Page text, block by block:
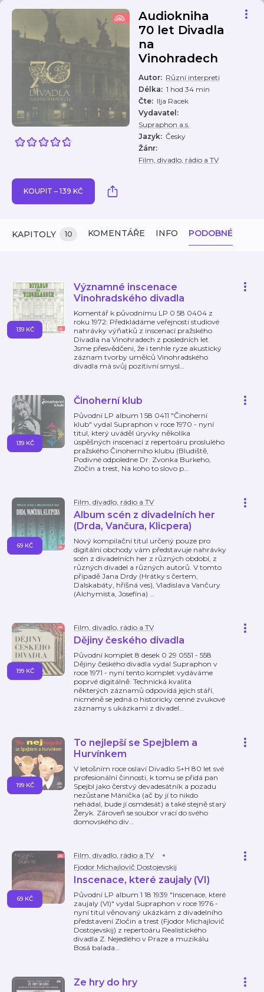
Audiokniha
70 let Divadla
na
Vinohradech
Autor: Různí interpreti
Délka: 1 hod 34 min
Čte: Ilja Racek
Vydavatel :
Supraphon a.s.
Jazyk: Česky
Žánr:
Film, divadlo, rádio a TV
KOUPIT – 139 KČ
KAPITOLY 10 KOMENTÁŘE INFO PODOBNÉ
Významné inscenace
Vinohradského divadla
Komentář k původnímu LP 0 58 0404 z
roku 1972: Předkládáme veřejnosti studiové
nahrávky výňatků z inscenací pražského
Divadla na Vinohradech z posledních let.
Jsme přesvědčeni, že i tenhle ryze akustický
záznam tvorby umělců Vinohradského
divadla má svůj pozitivní smysl…
139 KČ
Činoherní klub
Původní LP album 1 58 0411 "Činoherní
klub" vydal Supraphon v roce 1970 - nyní
titul, který uváděl úryvky několika
úspěšných inscenací z repertoáru proslulého
pražského Činoherního klubu (Bludiště,
Podivné odpoledne Dr. Zvonka Burkeho,
Zločin a trest, Na koho to slovo p…
139 KČ
Film, divadlo, rádio a TV
Album scén z divadelních her
(Drda, Vančura, Klicpera)
Nový kompilační titul určený pouze pro
digitální obchody vám představuje nahrávky
scén z divadelních her z různých období, z
různých divadel a různých autorů. V tomto
případě Jana Drdy (Hrátky s čertem,
Dalskabáty, hříšná ves), Vladislava Vančury
(Alchymista, Josefína) …
69 KČ
Film, divadlo, rádio a TV
Dějiny českého divadla
Původní komplet 8 desek 0 29 0551 - 558
Dějiny českého divadla vydal Supraphon v
roce 1971 - nyní tento komplet vydáváme
poprvé digitálně. Technická kvalita
některých záznamů odpovídá jejich stáří,
nicméně se jedná o historicky cenné zvukové
záznamy s ukázkami z divadel…
199 KČ
To nejlepší se Spejblem a
Hurvínkem
V letošním roce oslaví Divadlo S+H 80 let své
profesionální činnosti, k tomu se přidá pan
Spejbl jako čerstvý devadesátník a pozadu
nezůstane Mánička (ač by jí to nikdo
nehádal, bude jí osmdesát) a také stejně starý
Žeryk. Zároveň se soubor vrací do svého
domovského div…
199 KČ
Film, divadlo, rádio a TV
Fjodor Michajlovič Dostojevskij
Inscenace, které zaujaly (VI)
Původní LP album 1 18 1939 "Inscenace, které
zaujaly (VI)" vydal Supraphon v roce 1976 -
nyní titul věnovaný ukázkám z divadelního
představení Zločin a trest (Fjodor Michajlovič
Dostojevskij) z repertoáru Realistického
divadla Z. Nejedlého v Praze a muzikálu
Bosá balada…
69 KČ
Ze hry do hry